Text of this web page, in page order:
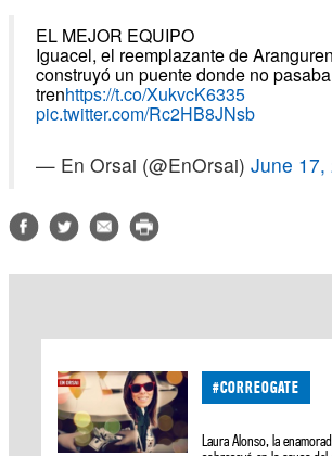
EL MEJOR EQUIPO
Iguacel, el reemplazante de
construyó un puente donde no
trenhttps://t.co/XukvcK6335
pic.twitter.com/Rc2HB8JNsb
— En Orsai (@EnOrsai) June 17,
#CORREOGATE
Laura Alonso, la